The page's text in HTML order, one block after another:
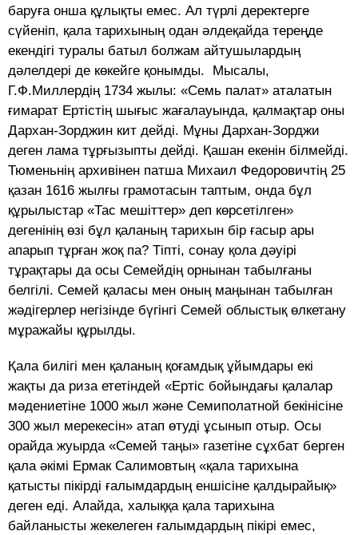
баруға онша құлықты емес. Ал түрлі деректерге
сүйеніп, қала тарихының одан әлдеқайда тереңде
екендігі туралы батыл болжам айтушылардың
дәлелдері де көкейге қонымды. Мысалы,
Г.Ф.Миллердің 1734 жылы: «Семь палат» аталатын
ғимарат Ертістің шығыс жағалауында, қалмақтар оны
Дархан-Зорджин кит дейді. Мұны Дархан-Зорджи
деген лама тұрғызыпты дейді. Қашан екенін білмейді.
Тюменьнің архивінен патша Михаил Федоровичтің 25
қазан 1616 жылғы грамотасын таптым, онда бұл
құрылыстар «Тас мешіттер» деп көрсетілген»
дегенінің өзі бұл қаланың тарихын бір ғасыр ары
апарып тұрған жоқ па? Тіпті, сонау қола дәуірі
тұрақтары да осы Семейдің орнынан табылғаны
белгілі. Семей қаласы мен оның маңынан табылған
жәдігерлер негізінде бүгінгі Семей облыстық өлкетану
мұражайы құрылды.
Қала билігі мен қаланың қоғамдық ұйымдары екі
жақты да риза ететіндей «Ертіс бойындағы қалалар
мәдениетіне 1000 жыл және Семиполатной бекінісіне
300 жыл мерекесін» атап өтуді ұсынып отыр. Осы
орайда жуырда «Семей таңы» газетіне сұхбат берген
қала әкімі Ермак Салимовтың «қала тарихына
қатысты пікірді ғалымдардың еншісіне қалдырайық»
деген еді. Алайда, халыққа қала тарихына
байланысты жекелеген ғалымдардың пікірі емес,